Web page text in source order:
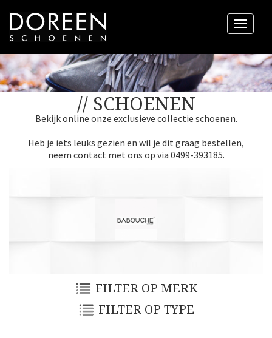
Menu
// SCHOENEN
Bekijk online onze exclusieve collectie schoenen.
Heb je iets leuks gezien en wil je dit graag bestellen,
neem contact met ons op via 0499-393185.
FILTER OP MERK
FILTER OP TYPE